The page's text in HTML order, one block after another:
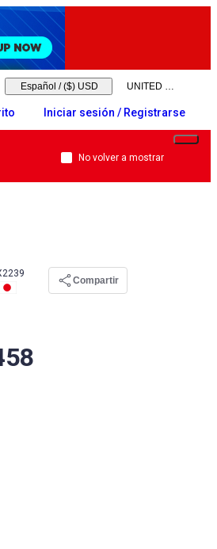
Español / ($) USD
Iniciar sesión / Registrarse
No volver a mostrar
Compartir